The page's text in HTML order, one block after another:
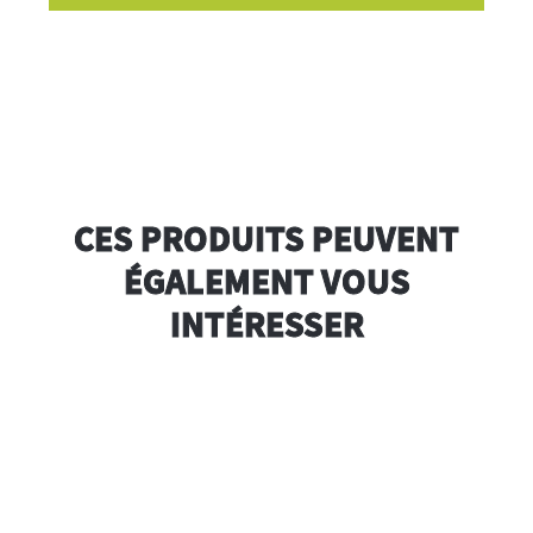
CES PRODUITS PEUVENT
ÉGALEMENT VOUS
INTÉRESSER